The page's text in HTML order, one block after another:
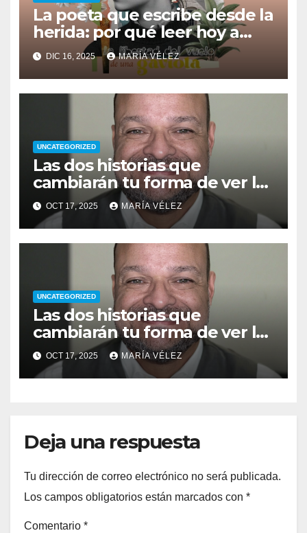
La poeta que escribe desde la
herida: por qué leer hoy a
Ana Vega y su Naturaleza
interior
DIC 16, 2025 MARÍA VÉLEZ
UNCATEGORIZED
Las dos historias que
cambiarán tu forma de ver la
vida: del pecado a la
superación
OCT 17, 2025 MARÍA VÉLEZ
UNCATEGORIZED
Las dos historias que
cambiarán tu forma de ver la
vida: del pecado a la
superación
OCT 17, 2025 MARÍA VÉLEZ
Deja una respuesta
Tu dirección de correo electrónico no será publicada.
Los campos obligatorios están marcados con *
Comentario *